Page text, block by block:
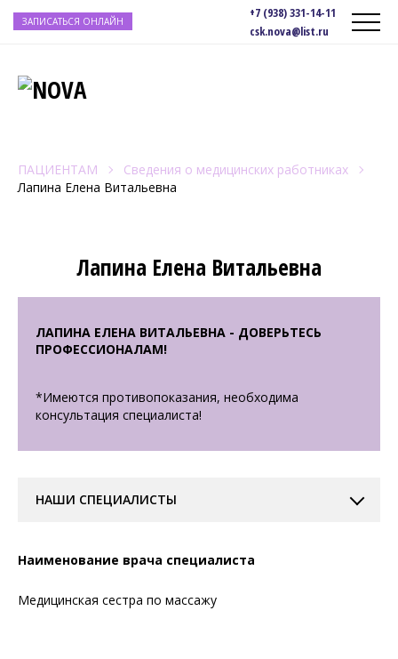
+7 (938) 331-14-11
csk.nova@list.ru
ЗАПИСАТЬСЯ ОНЛАЙН
ПАЦИЕНТАМ
Сведения о медицинских работниках
Лапина Елена Витальевна
Лапина Елена Витальевна
ЛАПИНА ЕЛЕНА ВИТАЛЬЕВНА - ДОВЕРЬТЕСЬ
ПРОФЕССИОНАЛАМ!
*Имеются противопоказания, необходима
консультация специалиста!
НАШИ СПЕЦИАЛИСТЫ
Наименование врача специалиста
Медицинская сестра по массажу